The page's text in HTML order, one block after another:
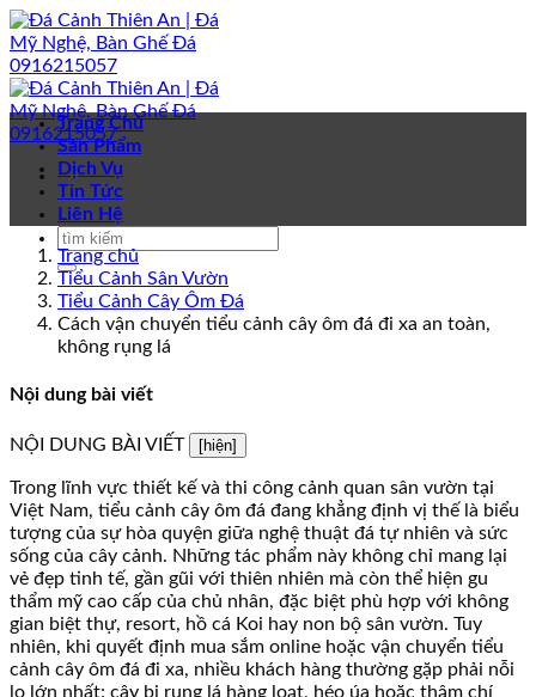
Bỏ
qua
nội
dung
Trang Chủ
Sản Phẩm
Dịch Vụ
Tin Tức
Liên Hệ
Trang chủ
Tiểu Cảnh Sân Vườn
Tiểu Cảnh Cây Ôm Đá
Cách vận chuyển tiểu cảnh cây ôm đá đi xa an toàn,
không rụng lá
Nội dung bài viết
NỘI DUNG BÀI VIẾT [hiện]
Trong lĩnh vực thiết kế và thi công cảnh quan sân vườn tại
Việt Nam, tiểu cảnh cây ôm đá đang khẳng định vị thế là biểu
tượng của sự hòa quyện giữa nghệ thuật đá tự nhiên và sức
sống của cây cảnh. Những tác phẩm này không chỉ mang lại
vẻ đẹp tinh tế, gần gũi với thiên nhiên mà còn thể hiện gu
thẩm mỹ cao cấp của chủ nhân, đặc biệt phù hợp với không
gian biệt thự, resort, hồ cá Koi hay non bộ sân vườn. Tuy
nhiên, khi quyết định mua sắm online hoặc vận chuyển tiểu
cảnh cây ôm đá đi xa, nhiều khách hàng thường gặp phải nỗi
lo lớn nhất: cây bị rụng lá hàng loạt, héo úa hoặc thậm chí